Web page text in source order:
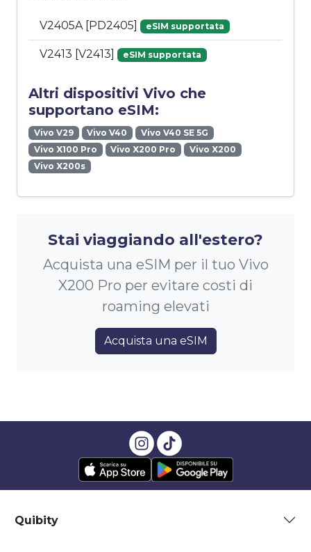
V2405A [PD2405] eSIM supportata
V2413 [V2413] eSIM supportata
Altri dispositivi Vivo che
supportano eSIM:
Vivo V29 Vivo V40
Vivo V40 SE 5G
Vivo X100 Pro
Vivo X200 Pro
Vivo X200
Vivo X200s
Stai viaggiando all'estero?
Acquista una eSIM per il tuo Vivo
X200 Pro per evitare costi di
roaming elevati
Acquista una eSIM
Quibity